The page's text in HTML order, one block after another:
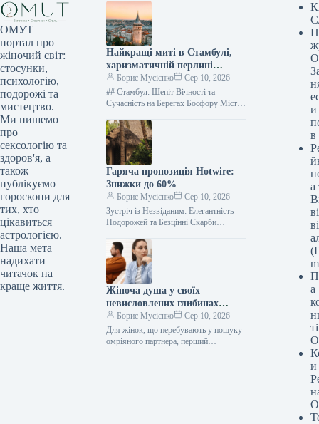
ОМУТ —
портал про
жіночий світ:
стосунки,
психологію,
подорожі та
мистецтво.
Ми пишемо
про
сексологію та
здоров'я, а
також
публікуємо
гороскопи для
тих, хто
цікавиться
астрологією.
Наша мета —
надихати
читачок на
краще життя.
Найкращі миті в Стамбулі,
харизматичній перлині
Туреччини
Борис Мусієнко
Сер 10, 2026
## Стамбул: Шепіт Вічності та
Сучасність на Берегах Босфору Місто,
західним шармом, Стамбул — це…
Гаряча пропозиція Hotwire:
Знижки до 60%
Борис Мусієнко
Сер 10, 2026
Зустріч із Незвіданим: Елегантність
Подорожей та Безцінні Скарби
вишуканості та незабутніх вражень,
подорожі…
Жіноча душа у своїх
невисловлених глибинах
зазвучить сімома мелодіями
невимушеної розмови | Ронні
Енн Раян
Борис Мусієнко
Сер 10, 2026
Для жінок, що перебувають у пошуку
омріяного партнера, перший
и
в
а
а
и